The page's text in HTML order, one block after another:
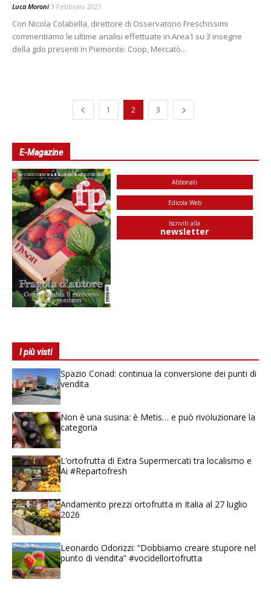
Luca Moroni 3 Febbraio 2021
Con Nicola Colabella, direttore di Osservatorio Freschissimi
commentiamo le ultime analisi effettuate in Area1 su 3 insegne
della gdo presenti in Piemonte: Coop, Mercatò...
1 2 3
E-Magazine
Abbonati
Edicola Web
Iscriviti alla
newsletter
I più visti
Spazio Conad: continua la conversione dei punti di
vendita
Non è una susina: è Metis… e può rivoluzionare la
categoria
L’ortofrutta di Extra Supermercati tra localismo e
Ai #Repartofresh
Andamento prezzi ortofrutta in Italia al 27 luglio
2026
Leonardo Odorizzi: “Dobbiamo creare stupore nel
punto di vendita” #vocidellortofrutta